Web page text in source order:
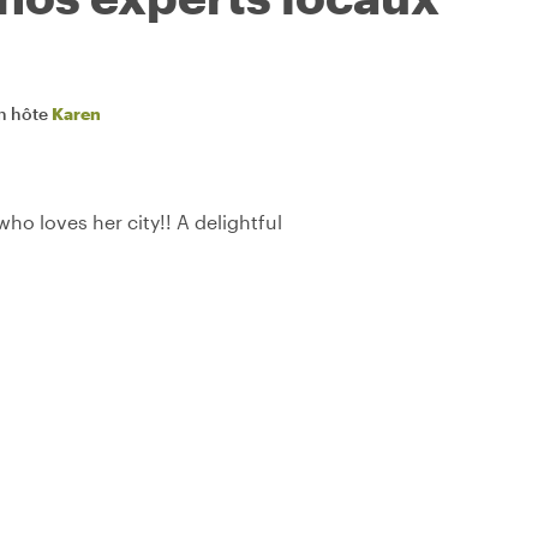
hôte Karen
loves her city!! A delightful